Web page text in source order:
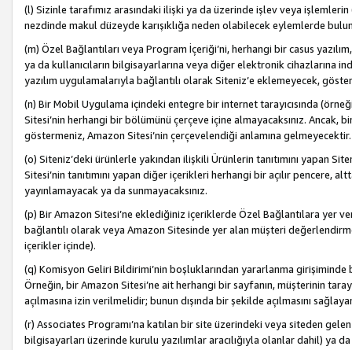
(l) Sizinle tarafımız arasındaki ilişki ya da üzerinde işlev veya
nezdinde makul düzeyde karışıklığa neden olabilecek eylemlerde
(m) Özel Bağlantıları veya Program İçeriği’ni, herhangi bir casus
ya da kullanıcıların bilgisayarlarına veya diğer elektronik
yazılım uygulamalarıyla bağlantılı olarak Siteniz’e eklemeyecek,
(n) Bir Mobil Uygulama içindeki entegre bir internet tarayıcısında
Sitesi’nin herhangi bir bölümünü çerçeve içine almayacaksınız. Ancak,
göstermeniz, Amazon Sitesi’nin çerçevelendiği anlamına gelmeyecektir.
(o) Siteniz’deki ürünlerle yakından ilişkili Ürünlerin tanıtımını yapan
Sitesi’nin tanıtımını yapan diğer içerikleri herhangi bir açılır pencere,
yayınlamayacak ya da sunmayacaksınız.
(p) Bir Amazon Sitesi’ne eklediğiniz içeriklerde Özel Bağlantılara yer
bağlantılı olarak veya Amazon Sitesinde yer alan müşteri
içerikler içinde).
(q) Komisyon Geliri Bildirimi’nin boşluklarından yararlanma
Örneğin, bir Amazon Sitesi’ne ait herhangi bir sayfanın, müşterinin
açılmasına izin verilmelidir; bunun dışında bir şekilde açılmasını
(r) Associates Programı’na katılan bir site üzerindeki veya siteden
bilgisayarları üzerinde kurulu yazılımlar aracılığıyla olanlar dahil) ya